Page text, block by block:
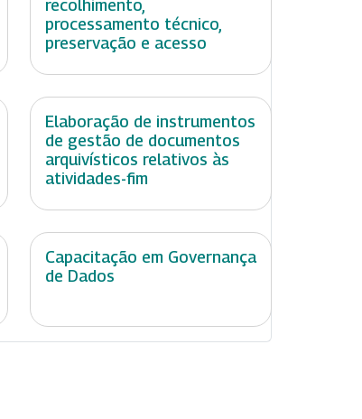
recolhimento,
processamento técnico,
preservação e acesso
Elaboração de instrumentos
de gestão de documentos
arquivísticos relativos às
atividades-fim
Capacitação em Governança
de Dados